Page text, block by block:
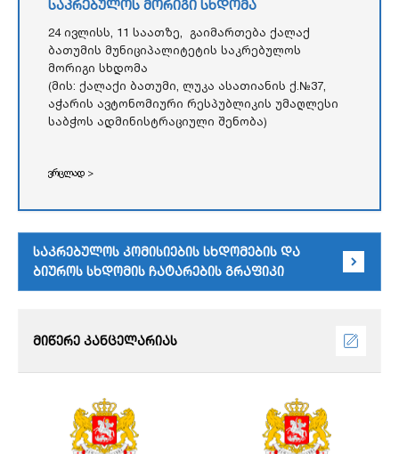
საკრებულოს მორიგი სხდომა
24 ივლისს, 11 საათზე, გაიმართება ქალაქ
ბათუმის მუნიციპალიტეტის საკრებულოს
მორიგი სხდომა
(მის: ქალაქი ბათუმი, ლუკა ასათიანის ქ.№37,
აჭარის ავტონომიური რესპუბლიკის უმაღლესი
საბჭოს ადმინისტრაციული შენობა)
ვრცლად >
საკრებულოს კომისიების სხდომების და
ბიუროს სხდომის ჩატარების გრაფიკი
მიწერე კანცელარიას